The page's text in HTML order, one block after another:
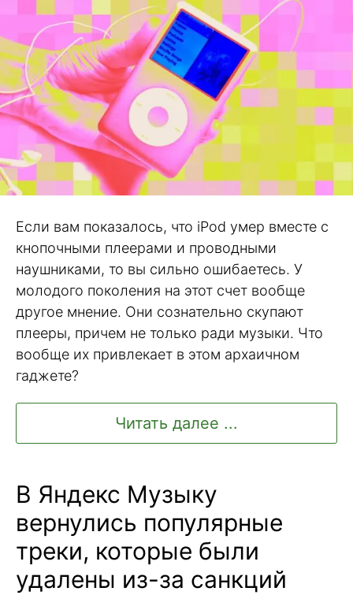
Если вам показалось, что iPod умер вместе с
кнопочными плеерами и проводными
наушниками, то вы сильно ошибаетесь. У
молодого поколения на этот счет вообще
другое мнение. Они сознательно скупают
плееры, причем не только ради музыки. Что
вообще их привлекает в этом архаичном
гаджете?
Читать далее ...
В Яндекс Музыку
вернулись популярные
треки, которые были
удалены из-за санкций